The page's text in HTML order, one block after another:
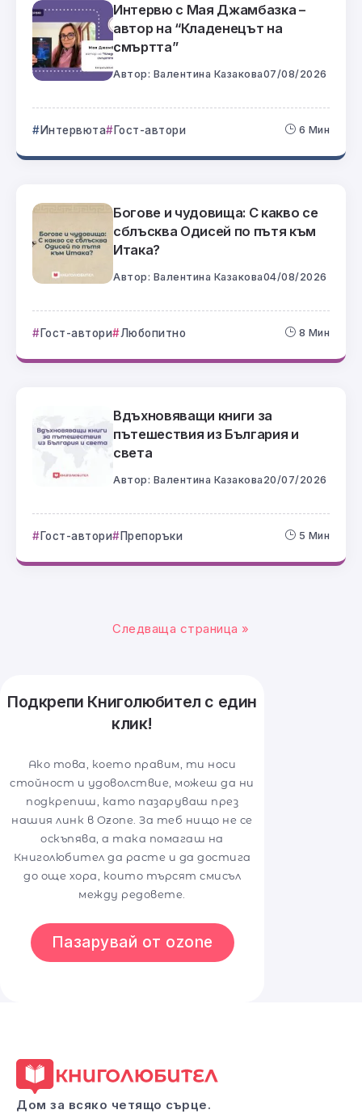
Интервю с Мая Джамбазка –
автор на “Кладенецът на
смъртта”
Автор: Валентина Казакова07/08/2026
Интервюта Гост-автори 6 Мин
Богове и чудовища: С какво се
сблъсква Одисей по пътя към
Итака?
Автор: Валентина Казакова04/08/2026
Гост-автори Любопитно 8 Мин
Вдъхновяващи книги за
пътешествия из България и
света
Автор: Валентина Казакова 20/07/2026
Гост-автори Препоръки 5 Мин
Следваща страница »
Подкрепи Книголюбител с един
клик!
Ако това, което правим, ти носи
стойност и удоволствие, можеш да ни
подкрепиш, като пазаруваш през
нашия линк в Ozone. За теб нищо не се
оскъпява, а така помагаш на
Книголюбител да расте и да достига
до още хора, които търсят смисъл
между редовете.
Пазарувай от ozone
Дом за всяко четящо сърце.